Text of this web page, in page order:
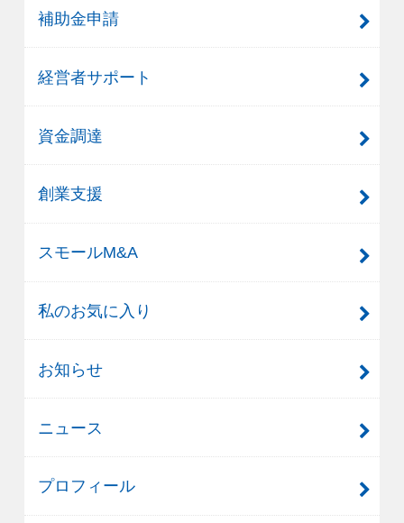
補助金申請
経営者サポート
資金調達
創業支援
スモールM&A
私のお気に入り
お知らせ
ニュース
プロフィール